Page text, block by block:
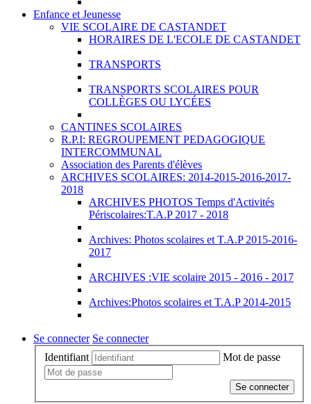
Enfance et Jeunesse
VIE SCOLAIRE DE CASTANDET
HORAIRES DE L'ECOLE DE CASTANDET
TRANSPORTS
TRANSPORTS SCOLAIRES POUR
COLLÈGES OU LYCÉES
CANTINES SCOLAIRES
R.P.I: REGROUPEMENT PEDAGOGIQUE
INTERCOMMUNAL
Association des Parents d'élèves
ARCHIVES SCOLAIRES: 2014-2015-2016-2017-
2018
ARCHIVES PHOTOS Temps d'Activités
Périscolaires:T.A.P 2017 - 2018
Archives: Photos scolaires et T.A.P 2015-2016-
2017
ARCHIVES :VIE scolaire 2015 - 2016 - 2017
Archives:Photos scolaires et T.A.P 2014-2015
Se connecter Se connecter
Identifiant
Mot de passe
Se connecter